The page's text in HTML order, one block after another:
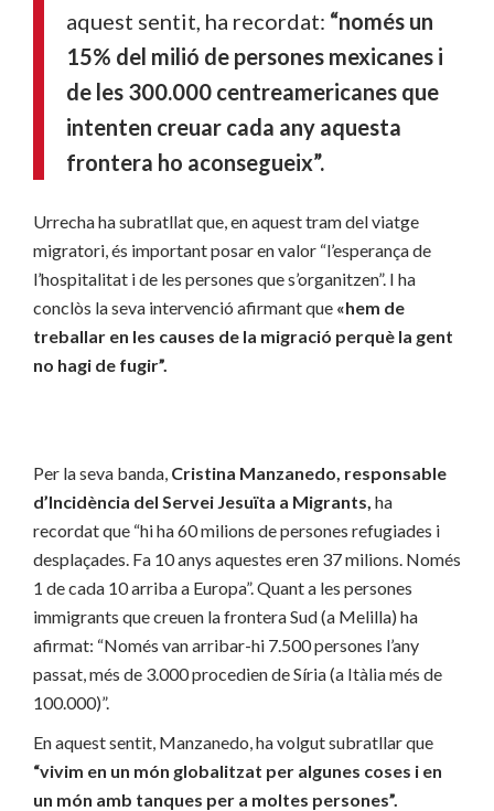
aquest sentit, ha recordat: “només un
15% del milió de persones mexicanes i
de les 300.000 centreamericanes que
intenten creuar cada any aquesta
frontera ho aconsegueix”.
Urrecha ha subratllat que, en aquest tram del viatge
migratori, és important posar en valor “l’esperança de
l’hospitalitat i de les persones que s’organitzen”. I ha
conclòs la seva intervenció afirmant que «hem de
treballar en les causes de la migració perquè la gent
no hagi de fugir”.
Per la seva banda, Cristina Manzanedo, responsable
d’Incidència del Servei Jesuïta a Migrants, ha
recordat que “hi ha 60 milions de persones refugiades i
desplaçades. Fa 10 anys aquestes eren 37 milions. Només
1 de cada 10 arriba a Europa”. Quant a les persones
immigrants que creuen la frontera Sud (a Melilla) ha
afirmat: “Només van arribar-hi 7.500 persones l’any
passat, més de 3.000 procedien de Síria (a Itàlia més de
100.000)”.
En aquest sentit, Manzanedo, ha volgut subratllar que
“vivim en un món globalitzat per algunes coses i en
un món amb tanques per a moltes persones”.